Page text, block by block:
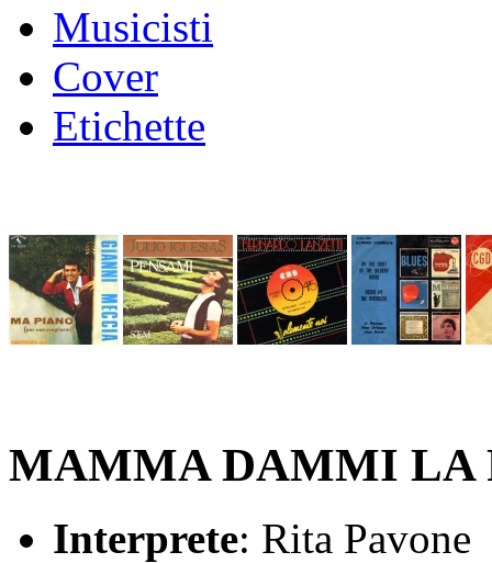
Musicisti
Cover
Etichette
MAMMA DAMMI LA
Interprete: Rita Pavone